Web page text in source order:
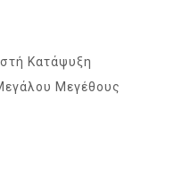
Κατάψυξη
Μεγέθους